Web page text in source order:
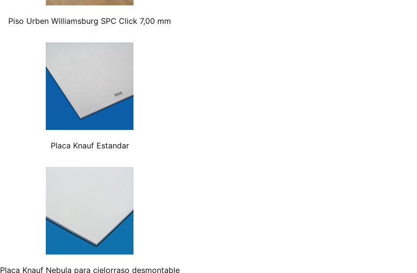
Piso Urben Williamsburg SPC Click 7,00 mm
Placa Knauf Estandar
Placa Knauf Nebula para cielorraso desmontable